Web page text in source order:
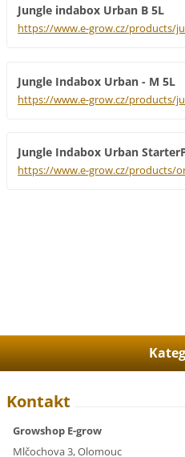
Jungle indabox Urban B 5L
https://www.e-grow.cz/products/
Jungle Indabox Urban - M 5L
https://www.e-grow.cz/products/
Jungle Indabox Urban
https://www.e-grow.cz/products/
Kontakt
Growshop E-grow
Mlčochova 3, Olomouc